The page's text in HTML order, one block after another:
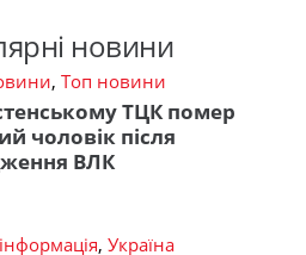
новини
, Топ новини
ТЦК помер
чоловік після
ВЛК
, Україна